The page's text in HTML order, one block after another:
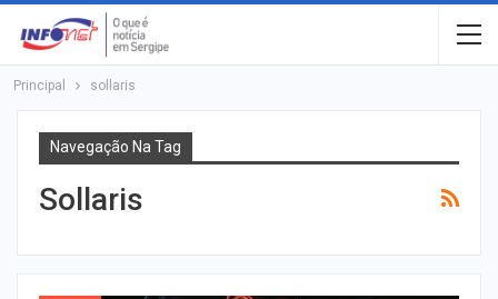
Principal sollaris
Navegação Na Tag
Sollaris